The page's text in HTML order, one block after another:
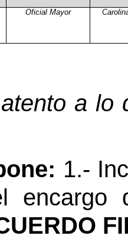
Oficial Mayor
a lo
1.-
encargo